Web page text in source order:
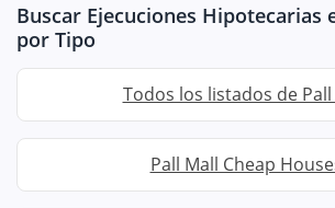
Buscar Ejecuciones Hipotecarias
por Tipo
Todos los listados de
Pall Mall Cheap